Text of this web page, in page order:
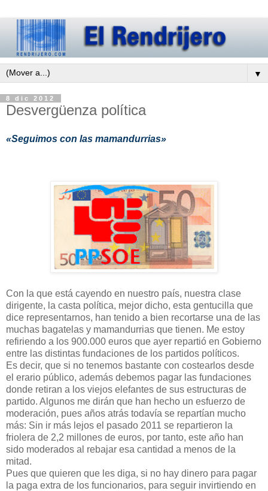
▼
8 dic 2012
Desvergüenza política
«Seguimos con las mamandurrias»
Con la que está cayendo en nuestro país, nuestra clase
dirigente, la casta política, mejor dicho, esta gentucilla que
dice representarnos, han tenido a bien recortarse una de las
muchas bagatelas y mamandurrias que tienen. Me estoy
refiriendo a los 900.000 euros que ayer repartió en Gobierno
entre las distintas fundaciones de los partidos políticos.
Es decir, que si no tenemos bastante con costearlos desde
el erario público, además debemos pagar las fundaciones
donde retiran a los viejos elefantes de sus estructuras de
partido. Algunos me dirán que han hecho un esfuerzo de
moderación, pues años atrás todavía se repartían mucho
más: Sin ir más lejos el pasado 2011 se repartieron la
friolera de 2,2 millones de euros, por tanto, este año han
sido moderados al rebajar esa cantidad a menos de la
mitad.
Pues que quieren que les diga, si no hay dinero para pagar
la paga extra de los funcionarios, para seguir invirtiendo en